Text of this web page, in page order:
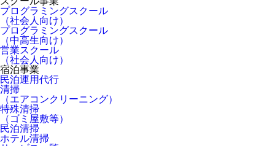
プログラミングスクール
（社会人向け）
プログラミングスクール
（中高生向け）
営業スクール
（社会人向け）
宿泊事業
民泊運用代行
清掃
（エアコンクリーニング）
特殊清掃
（ゴミ屋敷等）
民泊清掃
ホテル清掃